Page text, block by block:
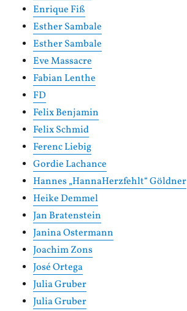
Enrique Fiß
Esther Sambale
Esther Sambale
Eve Massacre
Fabian Lenthe
FD
Felix Benjamin
Felix Schmid
Ferenc Liebig
Gordie Lachance
Hannes „HannaHerzfehlt“ Göldner
Heike Demmel
Jan Bratenstein
Janina Ostermann
Joachim Zons
José Ortega
Julia Gruber
Julia Gruber